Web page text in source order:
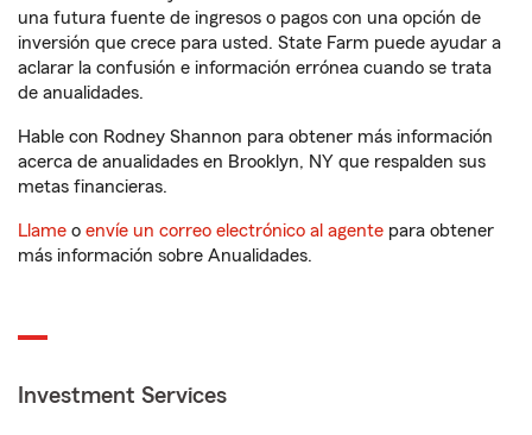
una futura fuente de ingresos o pagos con una opción de
inversión que crece para usted. State Farm puede ayudar a
aclarar la confusión e información errónea cuando se trata
de anualidades.
Hable con Rodney Shannon para obtener más información
acerca de anualidades en Brooklyn, NY que respalden sus
metas financieras.
Llame o envíe un correo electrónico al agente para obtener
más información sobre Anualidades.
Investment Services